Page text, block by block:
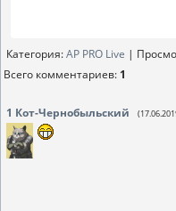
Категория:AP PRO Live |
Всего комментариев: 1
1 Кот-Чернобыльский